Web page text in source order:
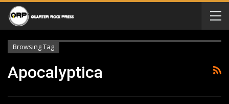
Browsing Tag
Apocalyptica